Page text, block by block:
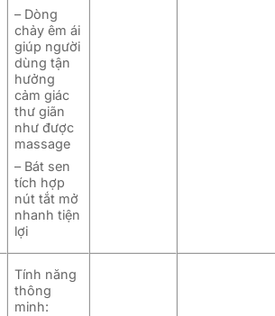
– Dòng
chảy êm ái
giúp người
dùng tận
hưởng
cảm giác
thư giãn
như được
massage
– Bát sen
tích hợp
nút tắt mở
nhanh tiện
lợi
Tính năng
thông
minh: